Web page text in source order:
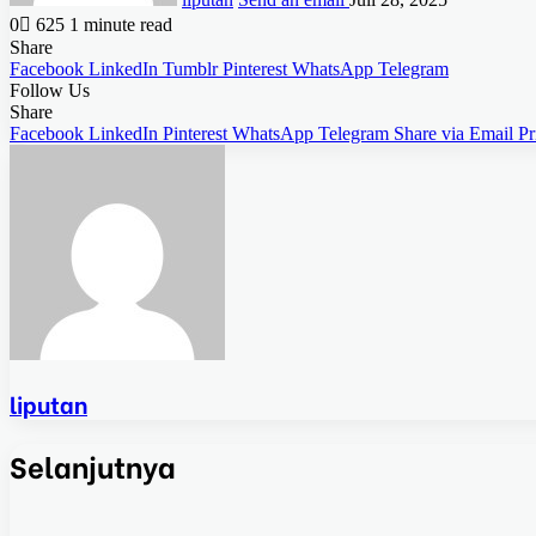
0
625 1 minute read
Share
Facebook LinkedIn Tumblr Pinterest WhatsApp Telegram
Follow Us
Share
Facebook LinkedIn Pinterest WhatsApp Telegram Share via Email
liputan
Selanjutnya